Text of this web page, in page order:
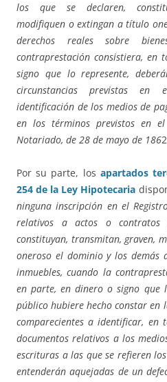
los que se declaren,
modifiquen o extingan a título
derechos reales sobre
contraprestación consistiera,
signo que lo represente,
circunstancias previstas
identificación de los medios de
en los términos previstos en
Notariado, de 28 de mayo de 186
Por su parte, los apartados
254 de la Ley Hipotecaria
ninguna inscripción en el
relativos a actos o
constituyan, transmitan, graven,
oneroso el dominio y los demás
inmuebles, cuando la
en parte, en dinero o signo que
público hubiere hecho constar en
comparecientes a identificar,
documentos relativos a los
escrituras a las que se refieren
entenderán aquejadas de un